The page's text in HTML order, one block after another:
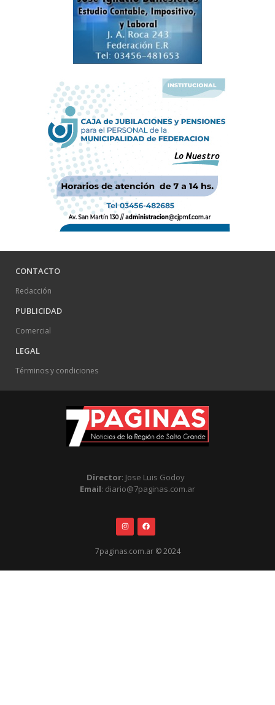
CONTACTO
Redacción
PUBLICIDAD
Comercial
LEGAL
Términos y condiciones
Director: Jose Luis Godoy
Email: diario@7paginas.com.ar
7paginas.com.ar © 2024